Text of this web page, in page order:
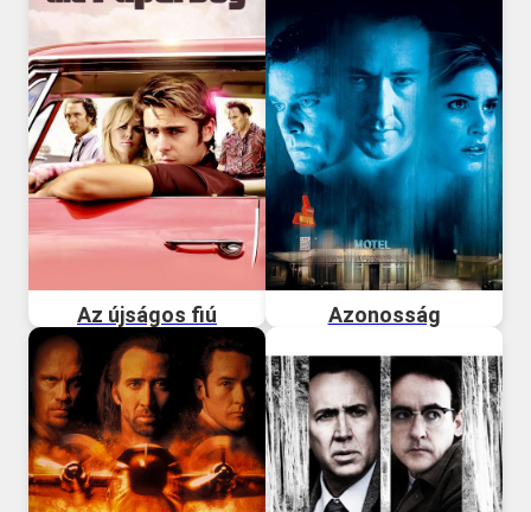
Az újságos fiú Azonosság